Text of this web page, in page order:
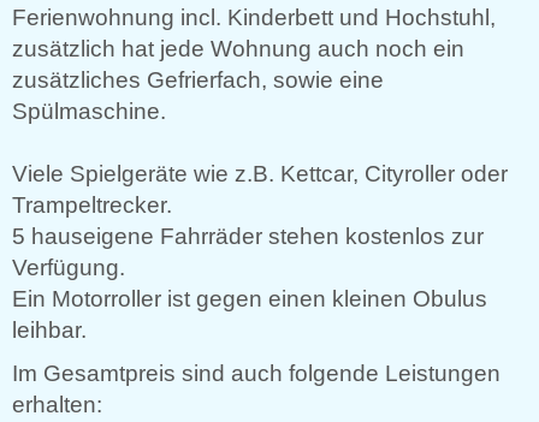
Ferienwohnung incl. Kinderbett und Hochstuhl,
zusätzlich hat jede Wohnung auch noch ein
zusätzliches Gefrierfach, sowie eine
Spülmaschine.
Viele Spielgeräte wie z.B. Kettcar, Cityroller oder
Trampeltrecker.
5 hauseigene Fahrräder stehen kostenlos zur
Verfügung.
Ein Motorroller ist gegen einen kleinen Obulus
leihbar.
Im Gesamtpreis sind auch folgende Leistungen
erhalten: